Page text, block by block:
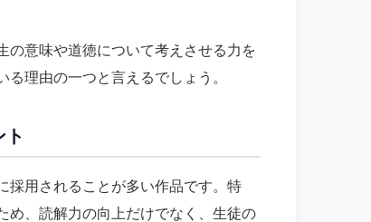
の意味や道徳について考えさせる力を
理由の一つと言えるでしょう。
採用されることが多い作品です。特
め、読解力の向上だけでなく、生徒の